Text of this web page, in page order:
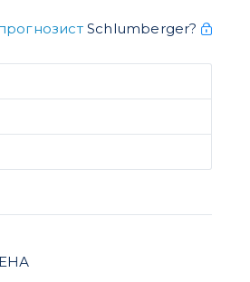
Schlumberger?